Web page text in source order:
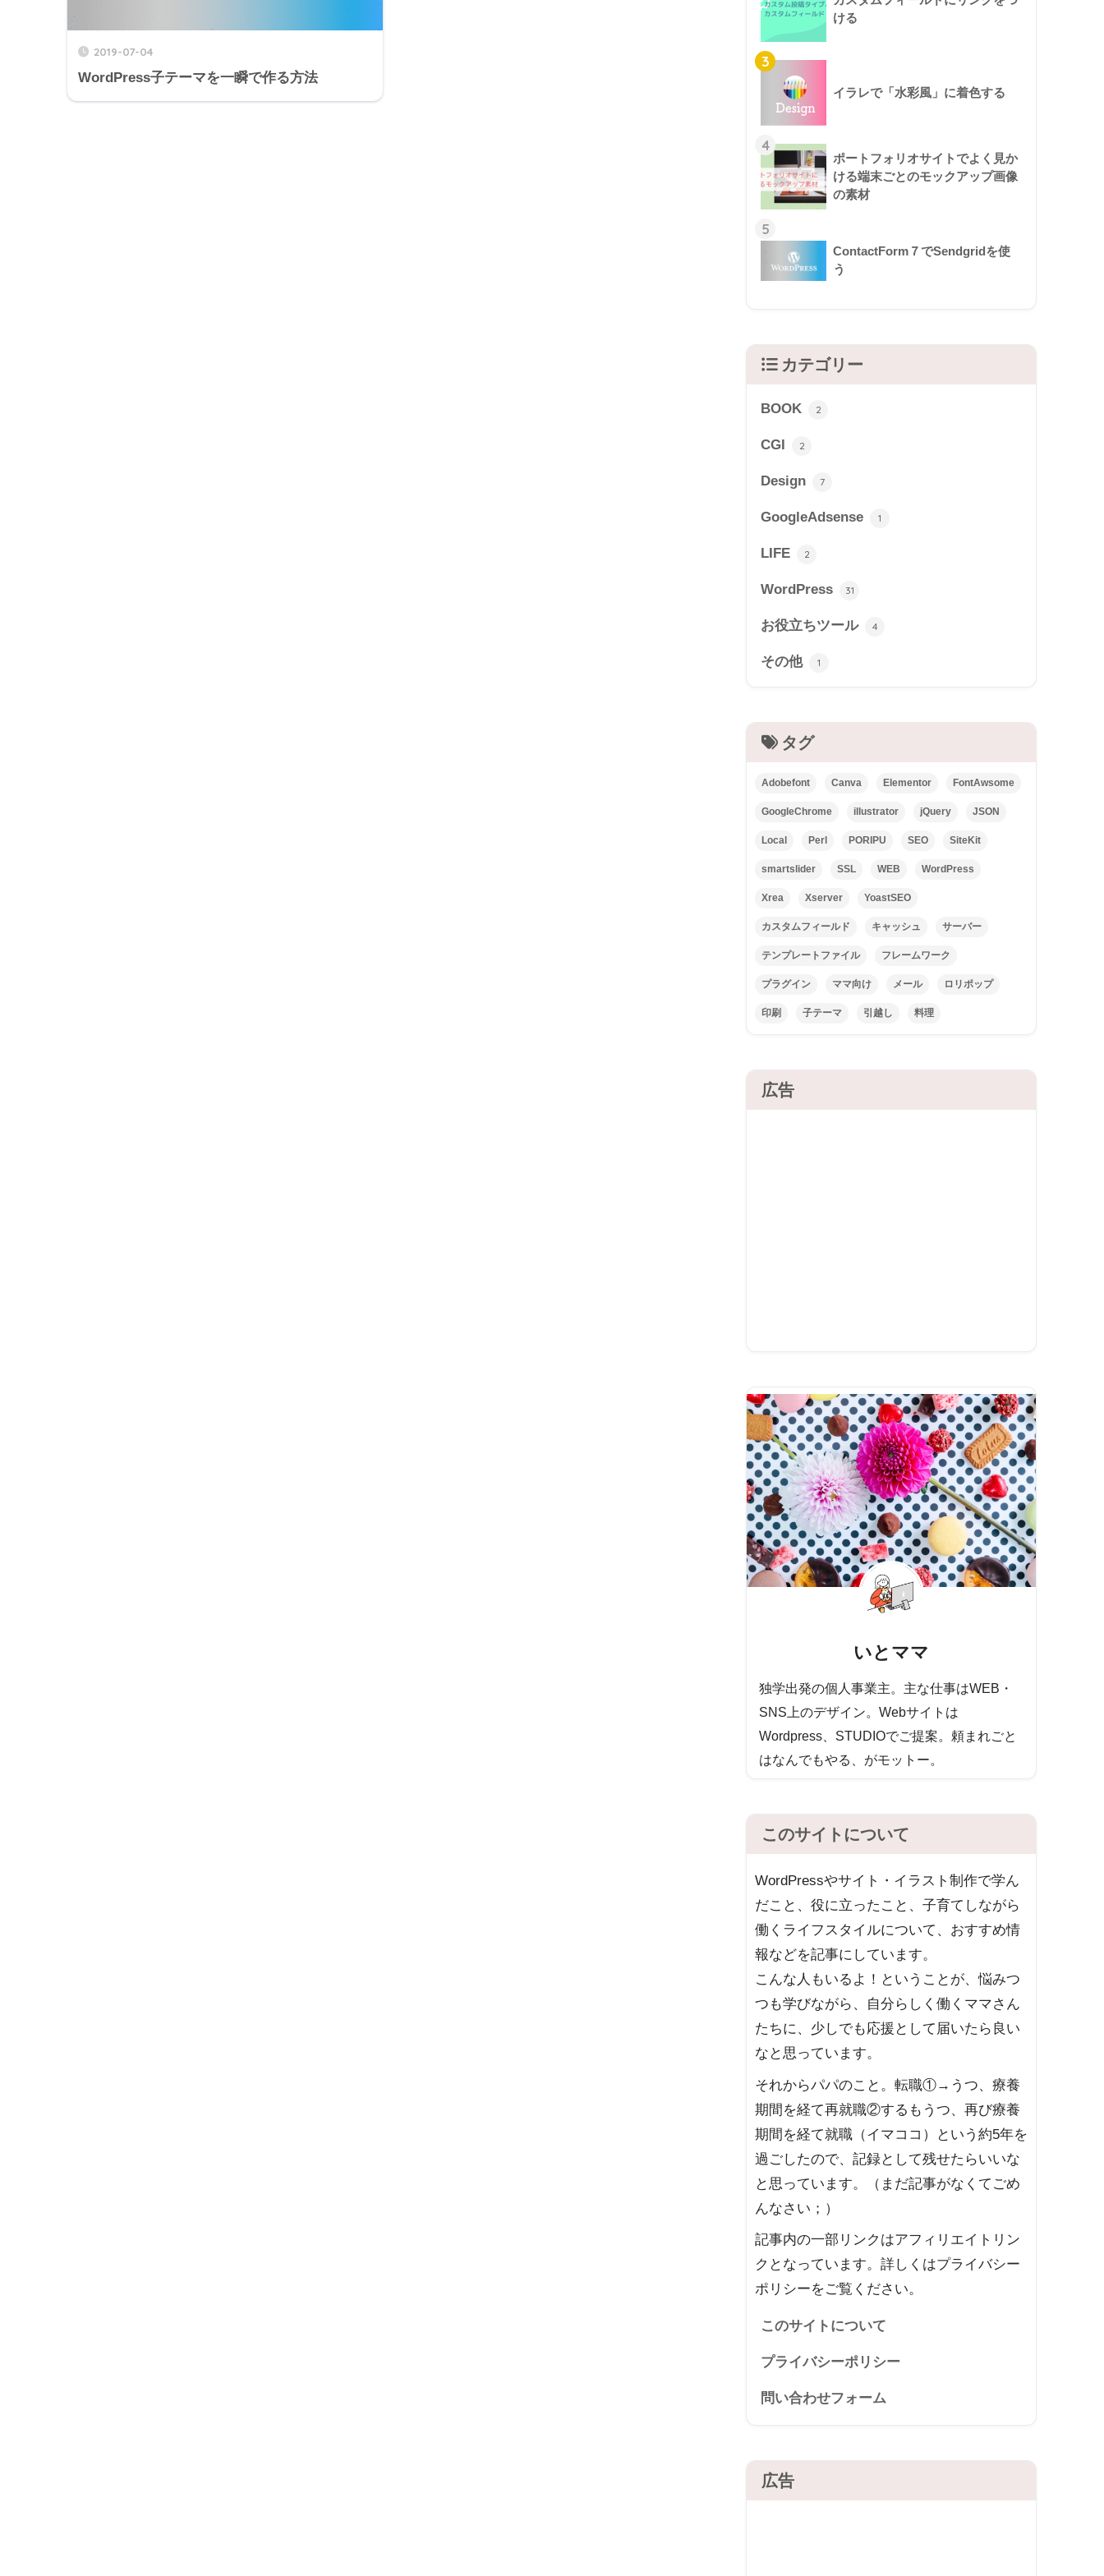
2019-07-04
WordPress子テーマを一瞬で作る方法
ける
3
イラレで「水彩風」に着色する
4
ポートフォリオサイトでよく見か
ける端末ごとのモックアップ画像
の素材
5
ContactForm７でSendgridを使
う
カテゴリー
BOOK 2
CGI 2
Design 7
GoogleAdsense 1
LIFE 2
WordPress 31
お役立ちツール 4
その他 1
タグ
Adobefont Canva Elementor FontAwsome
GoogleChrome illustrator jQuery JSON
Local Perl PORIPU SEO SiteKit
smartslider SSL WEB WordPress
Xrea Xserver YoastSEO
カスタムフィールド キャッシュ サーバー
テンプレートファイル フレームワーク
プラグイン ママ向け メール ロリポップ
印刷 子テーマ 引越し 料理
広告
いとママ
独学出発の個人事業主。主な仕事はWEB・
SNS上のデザイン。Webサイトは
Wordpress、STUDIOでご提案。頼まれごと
はなんでもやる、がモットー。
このサイトについて
WordPressやサイト・イラスト制作で学ん
だこと、役に立ったこと、子育てしながら
働くライフスタイルについて、おすすめ情
報などを記事にしています。
こんな人もいるよ！ということが、悩みつ
つも学びながら、自分らしく働くママさん
たちに、少しでも応援として届いたら良い
なと思っています。
それからパパのこと。転職①→うつ、療養
期間を経て再就職②するもうつ、再び療養
期間を経て就職（イマココ）という約5年を
過ごしたので、記録として残せたらいいな
と思っています。（まだ記事がなくてごめ
んなさい；）
記事内の一部リンクはアフィリエイトリン
クとなっています。詳しくはプライバシー
ポリシーをご覧ください。
このサイトについて
プライバシーポリシー
問い合わせフォーム
広告